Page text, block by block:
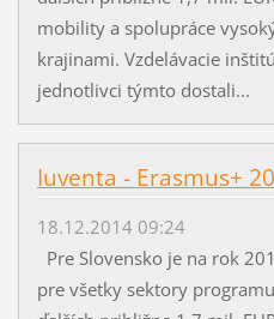
mobility a spolupráce
krajinami. Vzdelávacie
jednotlivci týmto dostali...
Iuventa - Erasmus+
18.12.2014 09:24
Pre Slovensko je na rok
pre všetky sektory